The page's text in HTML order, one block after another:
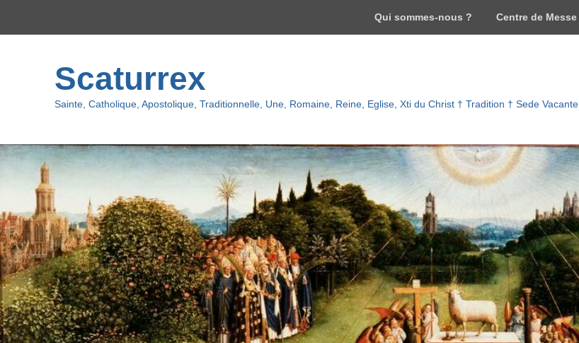
haut
Qui sommes-nous ? Centre de Messe
Scaturrex
Sainte, Catholique, Apostolique, Traditionnelle, Une, Romaine, Reine, Eglise, Xti du Christ † Tradition † Sede Vacante